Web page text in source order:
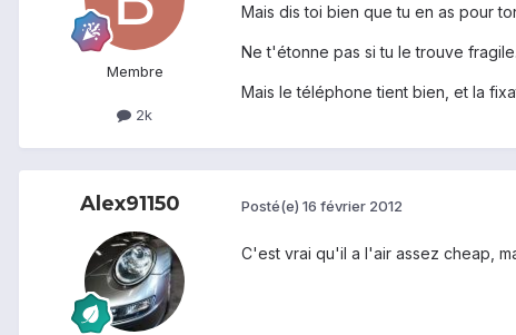
Membre
2k
Mais dis toi bien que tu en as pour
Ne t'étonne pas si tu le trouve fragile.
Mais le téléphone tient bien, et la
Alex91150 Posté(e) 16 février 2012
C'est vrai qu'il a l'air assez cheap,